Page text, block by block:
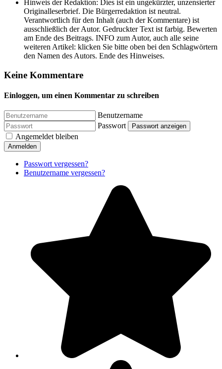
Hinweis der Redaktion:
Dies ist ein ungekürzter, unzensierter
Originalleserbrief. Die Bürgerredaktion ist neutral.
Verantwortlich für den Inhalt (auch der Kommentare) ist
ausschließlich der Autor. Gedruckter Text ist farbig. Bewerten
am Ende des Beitrags. INFO zum Autor, auch alle seine
weiteren Artikel: klicken Sie bitte oben bei den Schlagwörtern
den Namen des Autors. Ende des Hinweises.
Keine Kommentare
Einloggen, um einen Kommentar zu schreiben
Benutzername
Passwort
Passwort anzeigen
Angemeldet bleiben
Anmelden
Passwort vergessen?
Benutzername vergessen?